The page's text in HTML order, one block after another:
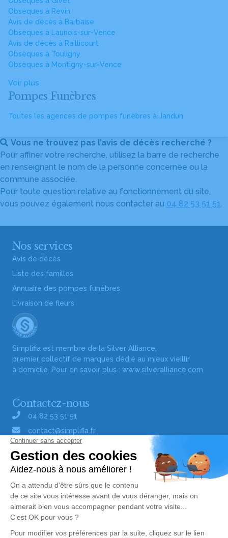
Obsèques à Revin
Avis de décès à Barbaise
Obsèques à Launois-sur-Vence
Avis de décès à Raillicourt
Obsèques à Touligny
Obsèques à Montigny-sur-Vence
Voir plus
Pompes Funèbres
Toutes les agences de pompes funèbres à Jandun
Vous ne trouvez pas l’avis de décès recherché ?
Pour affiner votre recherche, utilisez la barre de recherche
en renseignant le nom de la personne concernée ou la
commune associée.
Pour toute question relative au fonctionnement du site,
vous pouvez également nous contacter au 04 82 53 51 51.
Nos services
Avis de décès
Liste des familles
Annuaire des pompes funèbres
Livraison de fleurs
Simplifia est membre de la Silver Alliance,
premier collectif de marques dédié au mieux vieillir
à domicile. Pour en savoir plus : www.silveralliance.com
Contactez-nous
04 82 53 51 51
contact@simplifia.fr
Réseaux sociaux
Liens utiles
Publier un avis de décès
Signaler un abus/une erreur